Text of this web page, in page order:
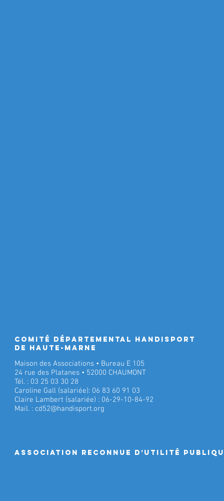
Comité Départemental Handisport
de Haute-Marne
Maison des Associations • Bureau E 105
24 rue des Platanes • 52000 CHAUMONT
Tél. : 03 25 03 30 28
Caroline Gall (salariée): 06 83 60 91 03
Claire Lambert (salariée) : 06-29-10-84-92
Mail. : cd52@handisport.org
ASSociation RECONNUE D’UTILITÉ